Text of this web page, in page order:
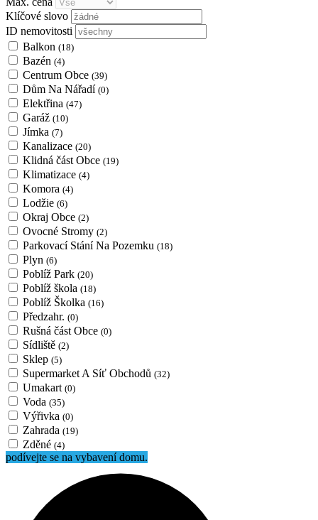
Klíčové slovo
ID nemovitosti
Balkon (18)
Bazén (4)
Centrum Obce (39)
Dům Na Nářadí (0)
Elektřina (47)
Garáž (10)
Jímka (7)
Kanalizace (20)
Klidná část Obce (19)
Klimatizace (4)
Komora (4)
Lodžie (6)
Okraj Obce (2)
Ovocné Stromy (2)
Parkovací Stání Na Pozemku (18)
Plyn (6)
Poblíž Park (20)
Poblíž škola (18)
Poblíž Školka (16)
Předzahr. (0)
Rušná část Obce (0)
Sídliště (2)
Sklep (5)
Supermarket A Síť Obchodů (32)
Umakart (0)
Voda (35)
Výřivka (0)
Zahrada (19)
Zděné (4)
podívejte se na vybavení domu.